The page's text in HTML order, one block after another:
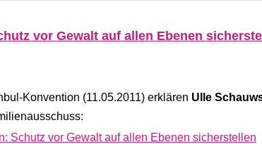
vor Gewalt auf allen Ebenen
Konvention (11.05.2011) erklären Ulle
Schutz vor Gewalt auf allen Ebenen sicherstellen